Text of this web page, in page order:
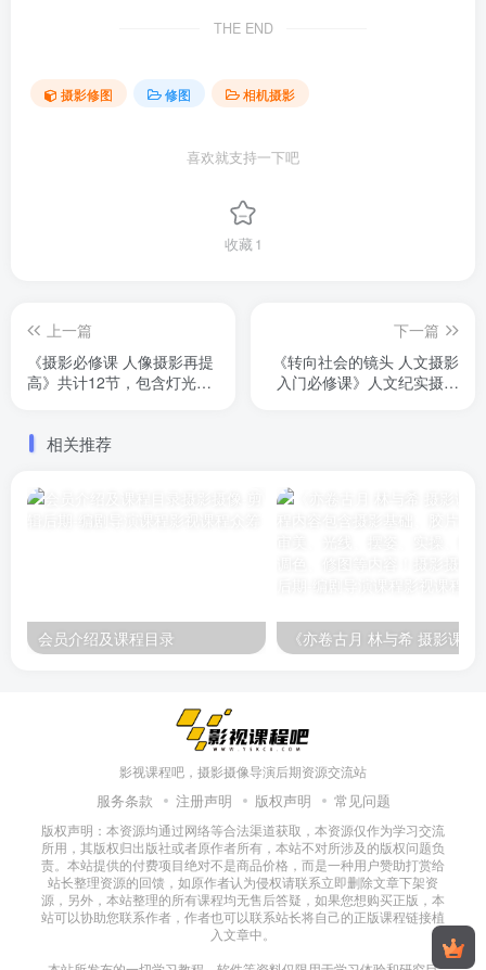
THE END
摄影修图 修图 相机摄影
喜欢就支持一下吧
收藏 1
上一篇
《摄影必修课 人像摄影再提
高》共计12节，包含灯光、
下一篇
《转向社会的镜头 人文摄影
入门必修课》人文纪实摄影
相关推荐
会员介绍及课程目录
影视课程吧，摄影摄像导演后期资源交流站
服务条款 注册声明 版权声明 常见问题
版权声明：本资源均通过网络等合法渠道获取，本资源仅作为学习交流
所用，其版权归出版社或者原作者所有，本站不对所涉及的版权问题负
责。本站提供的付费项目绝对不是商品价格，而是一种用户赞助打赏给
站长整理资源的回馈，如原作者认为侵权请联系立即删除文章下架资
源，另外，本站整理的所有课程均无售后答疑，如果您想购买正版，本
站可以协助您联系作者，作者也可以联系站长将自己的正版课程链接植
入文章中。